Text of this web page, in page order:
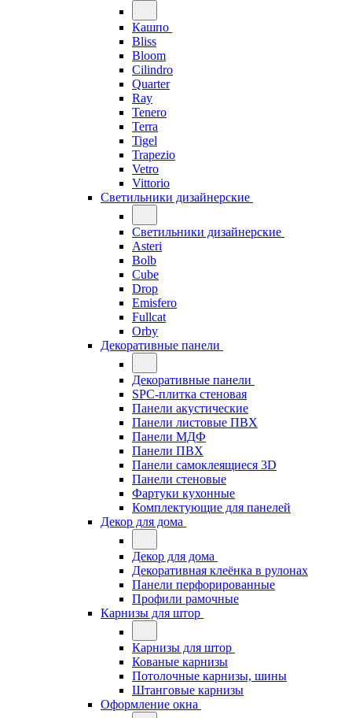
Кашпо
Bliss
Bloom
Cilindro
Quarter
Ray
Tenero
Terra
Tigel
Trapezio
Vetro
Vittorio
Светильники дизайнерские
Светильники дизайнерские
Asteri
Bolb
Cube
Drop
Emisfero
Fullcat
Orby
Декоративные панели
Декоративные панели
SPC-плитка стеновая
Панели акустические
Панели листовые ПВХ
Панели МДФ
Панели ПВХ
Панели самоклеящиеся 3D
Панели стеновые
Фартуки кухонные
Комплектующие для панелей
Декор для дома
Декор для дома
Декоративная клеёнка в рулонах
Панели перфорированные
Профили рамочные
Карнизы для штор
Карнизы для штор
Кованые карнизы
Потолочные карнизы, шины
Штанговые карнизы
Оформление окна